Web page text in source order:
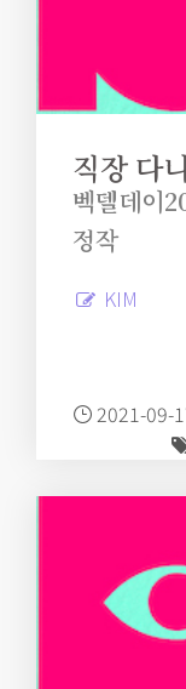
직장 다
벡델데이
정작
KIM
2021-09-